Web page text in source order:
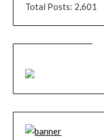
Total Posts: 2,601